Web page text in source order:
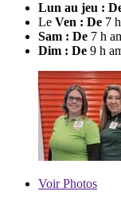
Lun au jeu :
Le Ven : De 7
Sam : De 7 h
Dim : De 9 h
VoirPhotos